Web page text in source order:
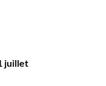
juillet